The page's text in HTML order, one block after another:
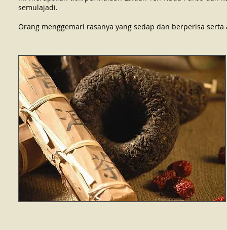
semulajadi.
Orang menggemari rasanya yang sedap dan berperisa